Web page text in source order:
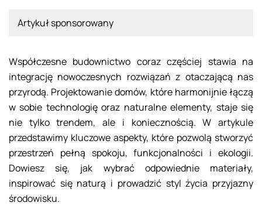
Artykuł sponsorowany
Współczesne budownictwo coraz częściej stawia na
integrację nowoczesnych rozwiązań z otaczającą nas
przyrodą. Projektowanie domów, które harmonijnie łączą
w sobie technologię oraz naturalne elementy, staje się
nie tylko trendem, ale i koniecznością. W artykule
przedstawimy kluczowe aspekty, które pozwolą stworzyć
przestrzeń pełną spokoju, funkcjonalności i ekologii.
Dowiesz się, jak wybrać odpowiednie materiały,
inspirować się naturą i prowadzić styl życia przyjazny
środowisku.